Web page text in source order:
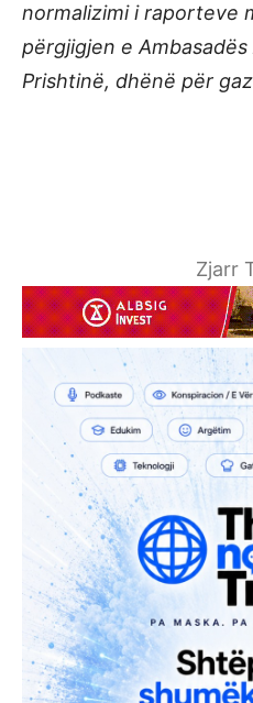
normalizimi i raporteve
përgjigjen e
Prishtinë, dhënë për
Zjarr